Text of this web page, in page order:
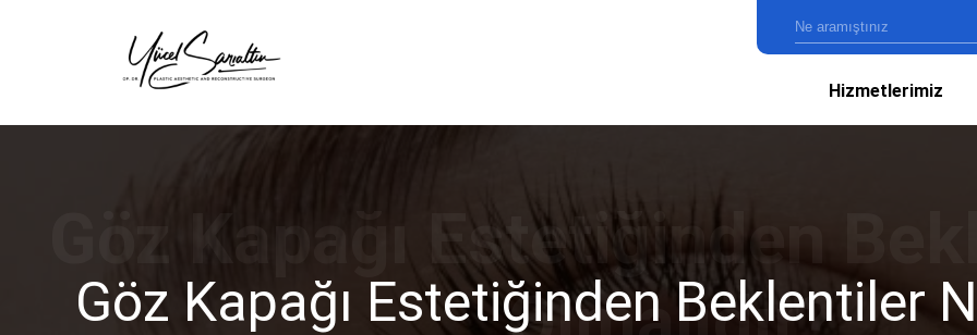
Hizmetlerimiz
Göz Kapağı Estetiğinden Beklentiler